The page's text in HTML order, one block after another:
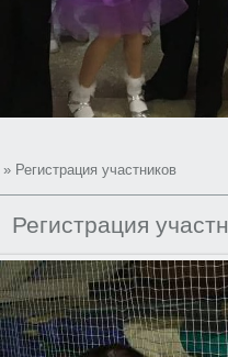
» Регистрация участников
Регистрация